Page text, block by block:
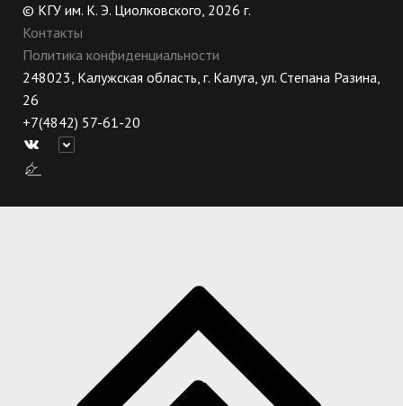
© КГУ им. К. Э. Циолковского, 2026 г.
Контакты
Политика конфиденциальности
248023, Калужская область, г. Калуга, ул. Степана Разина,
26
+7(4842) 57-61-20